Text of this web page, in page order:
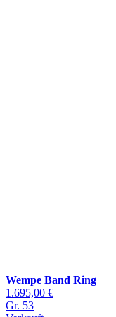
Wempe Band Ring
1.695,00 €
Gr. 53